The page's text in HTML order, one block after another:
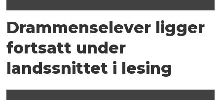
Drammenselever ligger
fortsatt under
landssnittet i lesing